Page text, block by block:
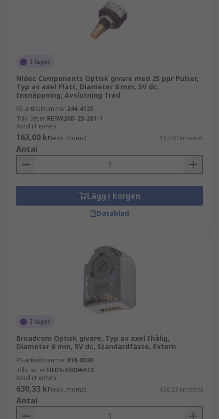
I lager
Nidec Components Optisk givare med 25 ppr Pulser,
Typ av axel Platt, Diameter 8 mm, 5V dc,
Insnäppning, Avslutning Tråd
RS-artikelnummer 244-4135
Tillv. art.nr RESW20D-25-201-1
Antal (1 enhet)
163,00 kr(exkl. moms) 163,00 kr/enhet
Antal
Lägg i korgen
Datablad
I lager
Broadcom Optisk givare, Typ av axel Ihålig,
Diameter 6 mm, 5V dc, Standardfäste, Extern
RS-artikelnummer 818-8830
Tillv. art.nr HEDS-5500#A12
Antal (1 enhet)
630,33 kr(exkl. moms) 630,33 kr/enhet
Antal